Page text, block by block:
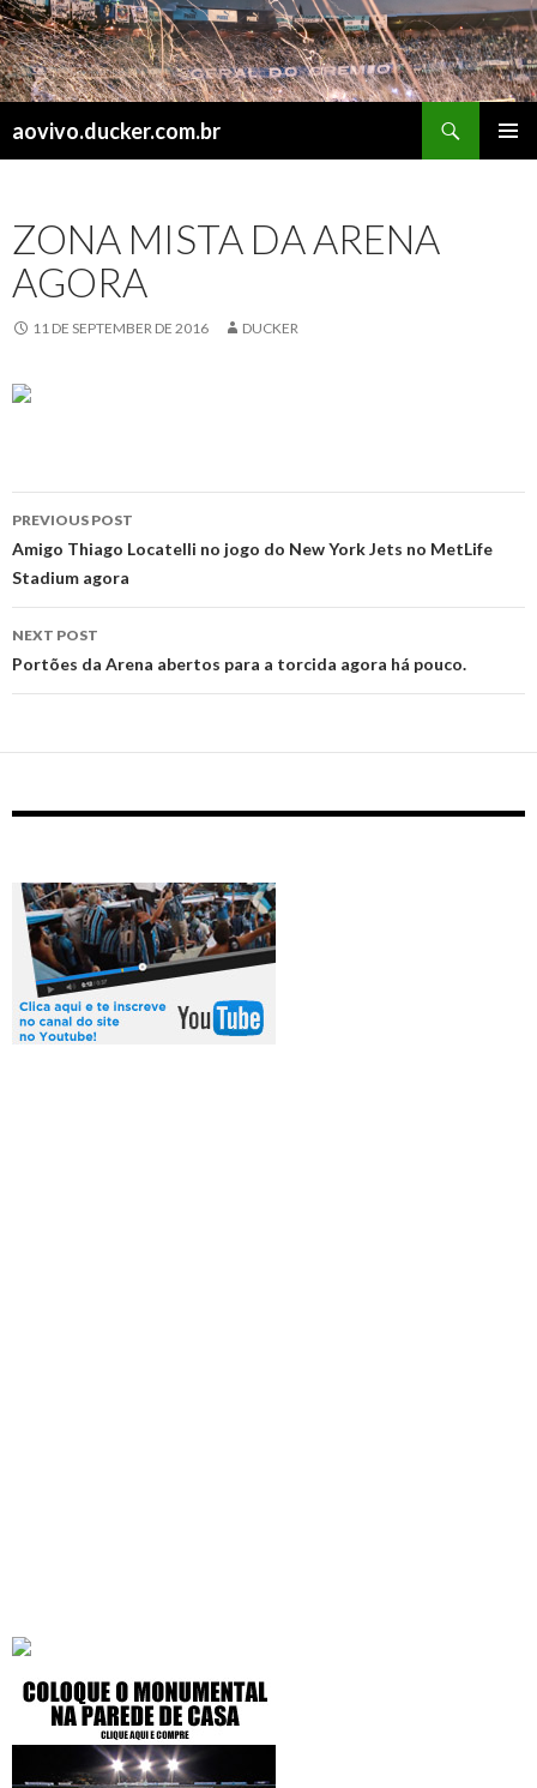
aovivo.ducker.com.br
ZONA MISTA DA ARENA
AGORA
11 DE SEPTEMBER DE 2016 DUCKER
Post
navigation
PREVIOUS POST
Amigo Thiago Locatelli no jogo do New York Jets no MetLife
Stadium agora
NEXT POST
Portões da Arena abertos para a torcida agora há pouco.